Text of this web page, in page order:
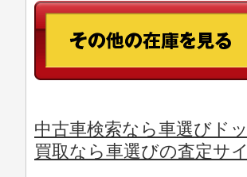
中古車検索なら車選びド
買取なら車選びの査定サ